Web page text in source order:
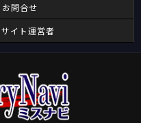
お問合せ
サイト運営者